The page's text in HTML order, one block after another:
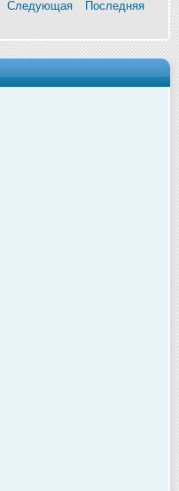
Следующая Последняя